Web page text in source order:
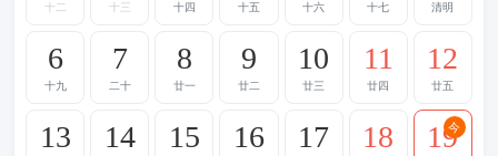
十二 十三 十四 十五 十六 十七 清明
6
十九
7
二十
8
廿一
9
廿二
10
廿三
11
廿四
12
廿五
13 14 15 16 17 18 19
今